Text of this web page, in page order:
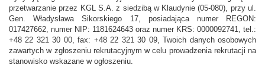
przetwarzanie przez KGL S.A. z siedzibą w Klaudynie (05-080), przy ul.
Gen. Władysława Sikorskiego 17, posiadająca numer REGON:
017427662, numer NIP: 1181624643 oraz numer KRS: 0000092741, tel.:
+48 22 321 30 00, fax: +48 22 321 30 09, Twoich danych osobowych
zawartych w zgłoszeniu rekrutacyjnym w celu prowadzenia rekrutacji na
stanowisko wskazane w ogłoszeniu.